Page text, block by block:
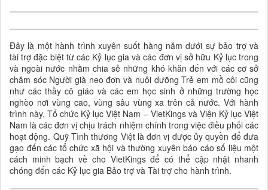
Đây là một hành trình xuyên suốt hàng năm dưới sự bảo trợ và
tài trợ đặc biệt từ các Kỷ lục gia và các đơn vị sở hữu Kỷ lục trong
và ngoài nước nhằm chia sẻ những khó khăn đến với các cơ sở
chăm sóc Người già neo đơn và nuôi dưỡng Trẻ em mồ côi cũng
như các thầy cô giáo và các em học sinh ở những trường học
nghèo nơi vùng cao, vùng sâu vùng xa trên cả nước. Với hành
trình này, Tổ chức Kỷ lục Việt Nam – VietKings và Viện Kỷ lục Việt
Nam là các đơn vị chịu trách nhiệm chính trong việc điều phối các
hoạt động. Quỹ Tình thương Việt là đơn vị được ủy quyền để đưa
gạo đến các tổ chức xã hội và thường xuyên báo cáo số liệu một
cách minh bạch về cho VietKings để có thể cập nhật nhanh
chóng đến các Kỷ lục gia Bảo trợ và Tài trợ cho hành trình.